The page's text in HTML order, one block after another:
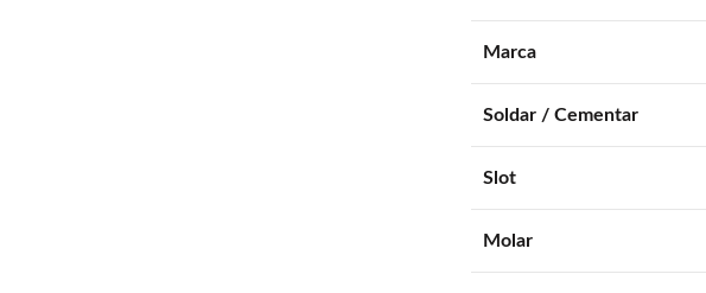
Marca
Soldar / Cementar
Slot
Molar